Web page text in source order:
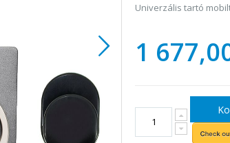
Univerzális tartó
1